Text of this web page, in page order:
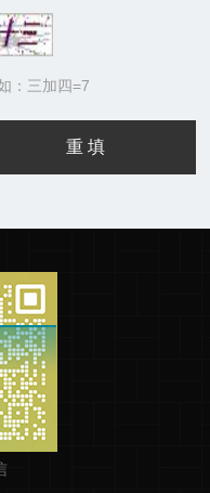
：三加四=7